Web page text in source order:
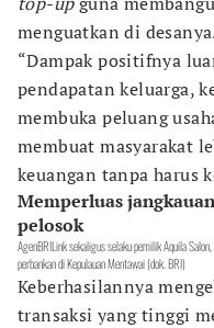
menguatkan di
“Dampak positifnya
pendapatan keluarga,
membuka peluang
membuat masyarakat
keuangan tanpa harus
Memperluas
pelosok
AgenBRILink sekaligus selaku pemilik Aquila
perbankan di Kepulauan Mentawai (dok. BRI)
Keberhasilannya
transaksi yang tinggi